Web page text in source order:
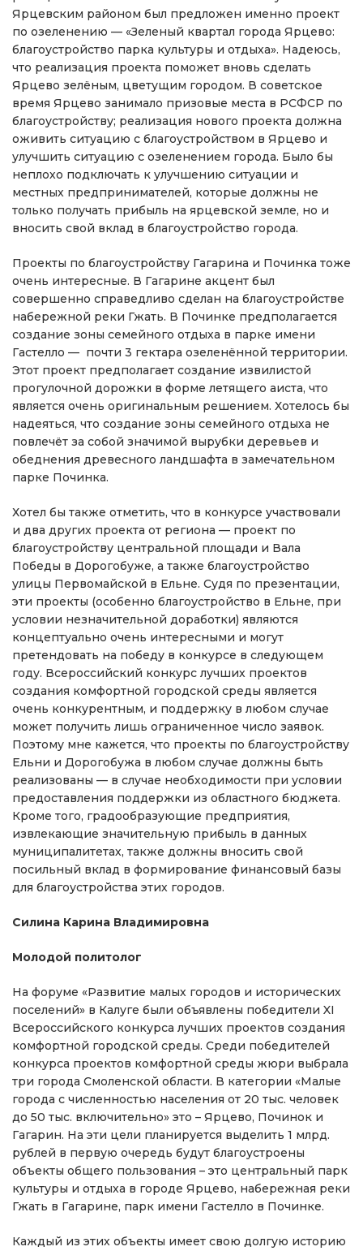
Ярцевским районом был предложен именно проект
по озеленению — «Зеленый квартал города Ярцево:
благоустройство парка культуры и отдыха». Надеюсь,
что реализация проекта поможет вновь сделать
Ярцево зелёным, цветущим городом. В советское
время Ярцево занимало призовые места в РСФСР по
благоустройству; реализация нового проекта должна
оживить ситуацию с благоустройством в Ярцево и
улучшить ситуацию с озеленением города. Было бы
неплохо подключать к улучшению ситуации и
местных предпринимателей, которые должны не
только получать прибыль на ярцевской земле, но и
вносить свой вклад в благоустройство города.
Проекты по благоустройству Гагарина и Починка тоже
очень интересные. В Гагарине акцент был
совершенно справедливо сделан на благоустройстве
набережной реки Гжать. В Починке предполагается
создание зоны семейного отдыха в парке имени
Гастелло — почти 3 гектара озеленённой территории.
Этот проект предполагает создание извилистой
прогулочной дорожки в форме летящего аиста, что
является очень оригинальным решением. Хотелось бы
надеяться, что создание зоны семейного отдыха не
повлечёт за собой значимой вырубки деревьев и
обеднения древесного ландшафта в замечательном
парке Починка.
Хотел бы также отметить, что в конкурсе участвовали
и два других проекта от региона — проект по
благоустройству центральной площади и Вала
Победы в Дорогобуже, а также благоустройство
улицы Первомайской в Ельне. Судя по презентации,
эти проекты (особенно благоустройство в Ельне, при
условии незначительной доработки) являются
концептуально очень интересными и могут
претендовать на победу в конкурсе в следующем
году. Всероссийский конкурс лучших проектов
создания комфортной городской среды является
очень конкурентным, и поддержку в любом случае
может получить лишь ограниченное число заявок.
Поэтому мне кажется, что проекты по благоустройству
Ельни и Дорогобужа в любом случае должны быть
реализованы — в случае необходимости при условии
предоставления поддержки из областного бюджета.
Кроме того, градообразующие предприятия,
извлекающие значительную прибыль в данных
муниципалитетах, также должны вносить свой
посильный вклад в формирование финансовый базы
для благоустройства этих городов.
Силина Карина Владимировна
Молодой политолог
На форуме «Развитие малых городов и исторических
поселений» в Калуге были объявлены победители XI
Всероссийского конкурса лучших проектов создания
комфортной городской среды. Среди победителей
конкурса проектов комфортной среды жюри выбрала
три города Смоленской области. В категории «Малые
города с численностью населения от 20 тыс. человек
до 50 тыс. включительно» это – Ярцево, Починок и
Гагарин. На эти цели планируется выделить 1 млрд.
рублей в первую очередь будут благоустроены
объекты общего пользования – это центральный парк
культуры и отдыха в городе Ярцево, набережная реки
Гжать в Гагарине, парк имени Гастелло в Починке.
Каждый из этих объекты имеет свою долгую историю